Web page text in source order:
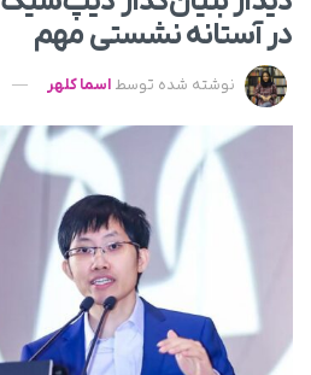
در آستانه نشستی مهم
نوشته شده توسط اسما کلهر